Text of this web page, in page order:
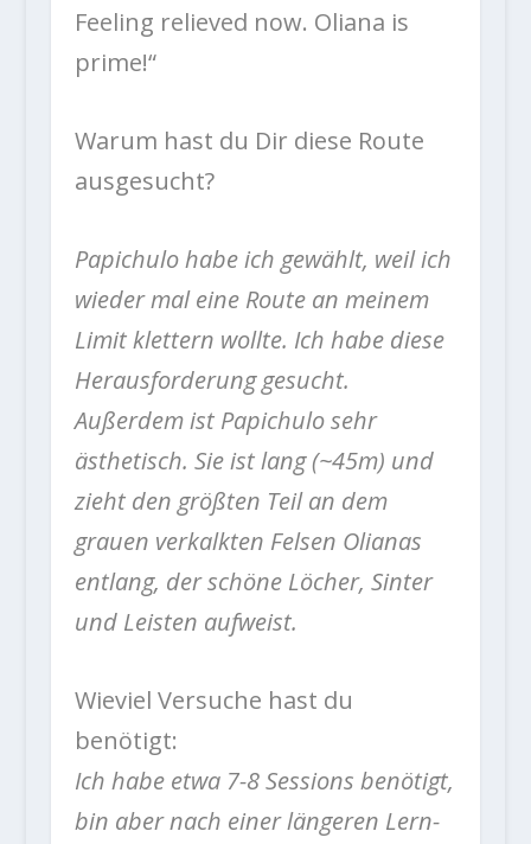
Feeling relieved now. Oliana is
prime!“
Warum hast du Dir diese Route
ausgesucht?
Papichulo habe ich gewählt, weil ich
wieder mal eine Route an meinem
Limit klettern wollte. Ich habe diese
Herausforderung gesucht.
Außerdem ist Papichulo sehr
ästhetisch. Sie ist lang (~45m) und
zieht den größten Teil an dem
grauen verkalkten Felsen Olianas
entlang, der schöne Löcher, Sinter
und Leisten aufweist.
Wieviel Versuche hast du
benötigt:
Ich habe etwa 7-8 Sessions benötigt,
bin aber nach einer längeren Lern-